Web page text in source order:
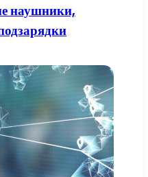
наушники,